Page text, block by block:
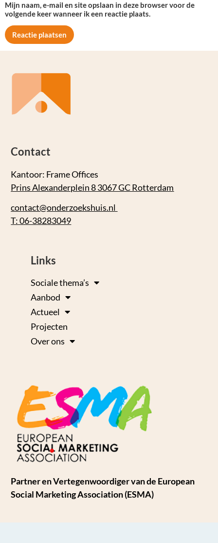
Mijn naam, e-mail en site opslaan in deze browser voor de
volgende keer wanneer ik een reactie plaats.
Contact
Kantoor: Frame Offices
Prins Alexanderplein 8 3067 GC Rotterdam
contact@onderzoekshuis.nl
T: 06-38283049
Links
Sociale thema’s
Aanbod
Actueel
Projecten
Over ons
Partner en Vertegenwoordiger van de European
Social Marketing Association (ESMA)